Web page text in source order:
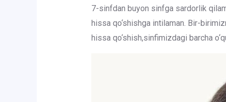
7-sinfdan buyon sinfga sardorlik
hissa qo‘shishga intilaman. Bir-
hissa qo‘shish,sinfimizdagi barcha